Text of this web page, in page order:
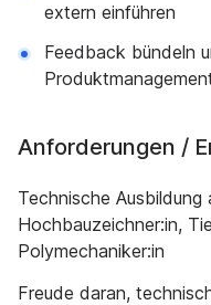
extern einführen
Feedback bündeln
Anforderungen /
Technische Ausbildung
Hochbauzeichner:in,
Polymechaniker:in
Freude daran,